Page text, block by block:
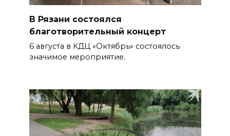
В Рязани состоялся
благотворительный концерт
6 августа в КДЦ «Октябрь» состоялось
значимое мероприятие.